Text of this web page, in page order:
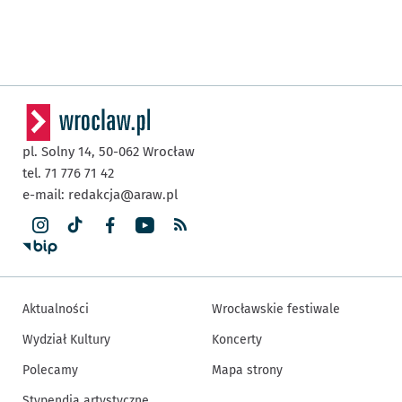
pl. Solny 14, 50-062 Wrocław
tel. 71 776 71 42
e-mail: redakcja@araw.pl
Aktualności
Wydział Kultury
Polecamy
Wrocławskie festiwale
Koncerty
Mapa strony